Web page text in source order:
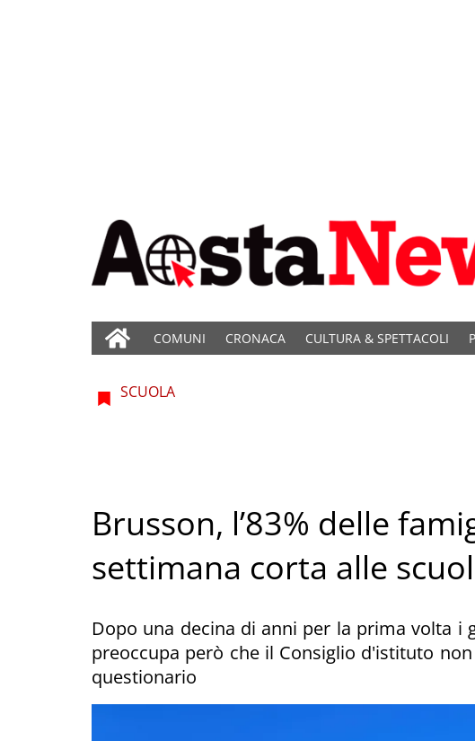
COMUNI CRONACA CULTURA & SPETTACOLI
SCUOLA
Brusson, l’83% delle
settimana corta alle
Dopo una decina di anni per la prima volta i
preoccupa però che il Consiglio d'istituto
questionario